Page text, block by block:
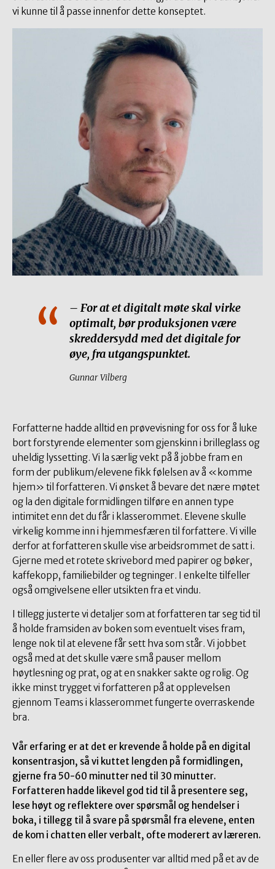
vi kunne til å passe innenfor dette konseptet.
– For at et digitalt møte skal virke
optimalt, bør produksjonen være
skreddersydd med det digitale for
øye, fra utgangspunktet.
Gunnar Vilberg
Forfatterne hadde alltid en prøvevisning for oss for å luke
bort forstyrende elementer som gjenskinn i brilleglass og
uheldig lyssetting. Vi la særlig vekt på å jobbe fram en
form der publikum/elevene fikk følelsen av å «komme
hjem» til forfatteren. Vi ønsket å bevare det nære møtet
og la den digitale formidlingen tilføre en annen type
intimitet enn det du får i klasserommet. Elevene skulle
virkelig komme inn i hjemmesfæren til forfattere. Vi ville
derfor at forfatteren skulle vise arbeidsrommet de satt i.
Gjerne med et rotete skrivebord med papirer og bøker,
kaffekopp, familiebilder og tegninger. I enkelte tilfeller
også omgivelsene eller utsikten fra et vindu.
I tillegg justerte vi detaljer som at forfatteren tar seg tid til
å holde framsiden av boken som eventuelt vises fram,
lenge nok til at elevene får sett hva som står. Vi jobbet
også med at det skulle være små pauser mellom
høytlesning og prat, og at en snakker sakte og rolig. Og
ikke minst trygget vi forfatteren på at opplevelsen
gjennom Teams i klasserommet fungerte overraskende
bra.
Vår erfaring er at det er krevende å holde på en digital
konsentrasjon, så vi kuttet lengden på formidlingen,
gjerne fra 50-60 minutter ned til 30 minutter.
Forfatteren hadde likevel god tid til å presentere seg,
lese høyt og reflektere over spørsmål og hendelser i
boka, i tillegg til å svare på spørsmål fra elevene, enten
de kom i chatten eller verbalt, ofte moderert av læreren.
En eller flere av oss produsenter var alltid med på et av de